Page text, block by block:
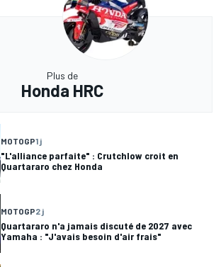
Plus de
Honda HRC
MOTOGP1 j
"L'alliance parfaite" : Crutchlow croit en
Quartararo chez Honda
MOTOGP2 j
Quartararo n'a jamais discuté de 2027 avec
Yamaha : "J'avais besoin d'air frais"